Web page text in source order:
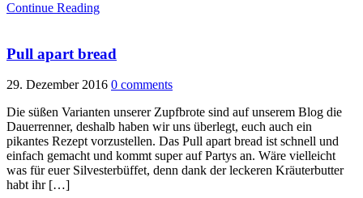
Continue Reading
Pull apart bread
29. Dezember 2016 0 comments
Die süßen Varianten unserer Zupfbrote sind auf unserem Blog die
Dauerrenner, deshalb haben wir uns überlegt, euch auch ein
pikantes Rezept vorzustellen. Das Pull apart bread ist schnell und
einfach gemacht und kommt super auf Partys an. Wäre vielleicht
was für euer Silvesterbüffet, denn dank der leckeren Kräuterbutter
habt ihr […]